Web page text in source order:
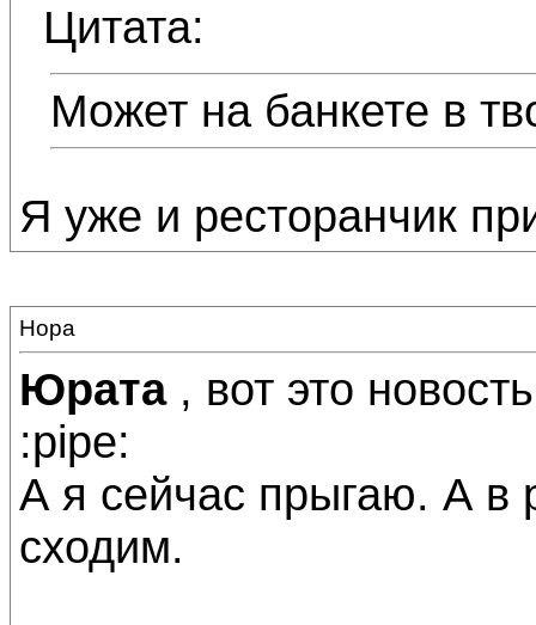
Цитата:
Может на банкете в
Я уже и ресторанчик
Нора
Юрата, вот это
:pipe:
А я сейчас прыгаю. А в
сходим.